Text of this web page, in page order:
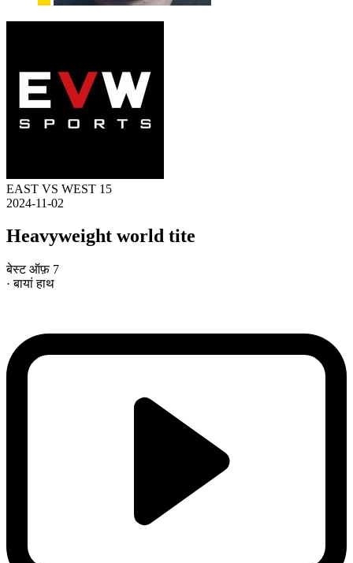
EAST VS WEST 15
2024-11-02
Heavyweight world tite
बेस्ट ऑफ़ 7
· बायां हाथ